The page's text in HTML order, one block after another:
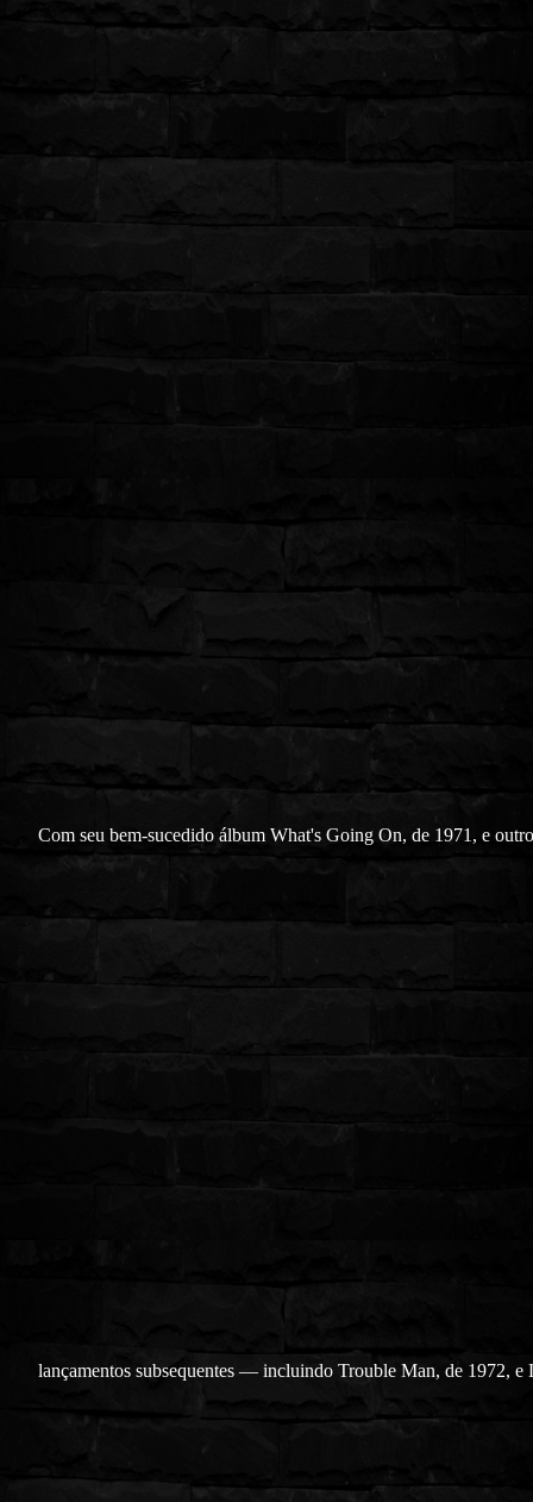
Com seu bem-sucedido álbum What's Going On, de 1971, e
lançamentos subsequentes — incluindo Trouble Man, de 1972, e